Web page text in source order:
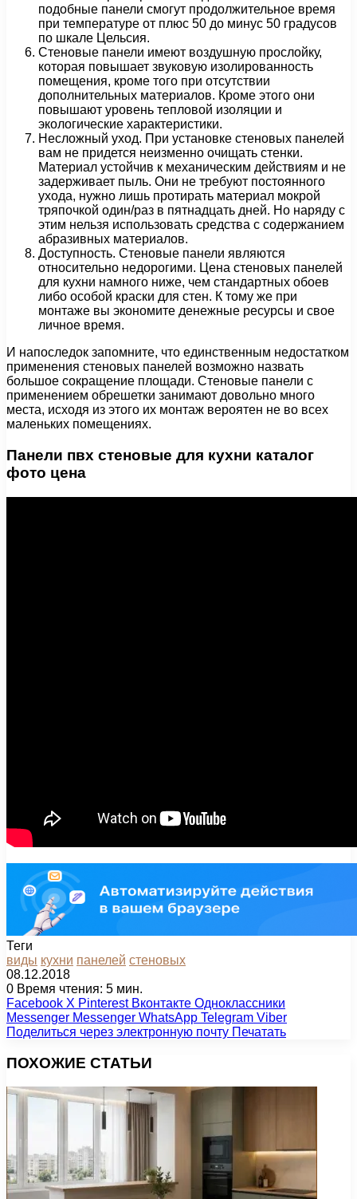
подобные панели смогут продолжительное время
при температуре от плюс 50 до минус 50 градусов
по шкале Цельсия.
Стеновые панели имеют воздушную прослойку,
которая повышает звуковую изолированность
помещения, кроме того при отсутствии
дополнительных материалов. Кроме этого они
повышают уровень тепловой изоляции и
экологические характеристики.
Несложный уход. При установке стеновых панелей
вам не придется неизменно очищать стенки.
Материал устойчив к механическим действиям и не
задерживает пыль. Они не требуют постоянного
ухода, нужно лишь протирать материал мокрой
тряпочкой один/раз в пятнадцать дней. Но наряду с
этим нельзя использовать средства с содержанием
абразивных материалов.
Доступность. Стеновые панели являются
относительно недорогими. Цена стеновых панелей
для кухни намного ниже, чем стандартных обоев
либо особой краски для стен. К тому же при
монтаже вы экономите денежные ресурсы и свое
личное время.
И напоследок запомните, что единственным недостатком
применения стеновых панелей возможно назвать
большое сокращение площади. Стеновые панели с
применением обрешетки занимают довольно много
места, исходя из этого их монтаж вероятен не во всех
маленьких помещениях.
Панели пвх стеновые для кухни каталог
фото цена
Теги
виды кухни панелей стеновых
08.12.2018
0 Время чтения: 5 мин.
Facebook X Pinterest Вконтакте Одноклассники
Messenger Messenger WhatsApp Telegram Viber
Поделиться через электронную почту Печатать
ПОХОЖИЕ СТАТЬИ